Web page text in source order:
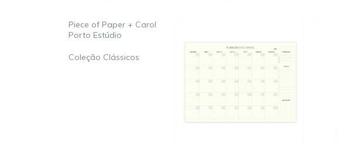
Piece of Paper + Carol
Porto Estúdio
Coleção Clássicos